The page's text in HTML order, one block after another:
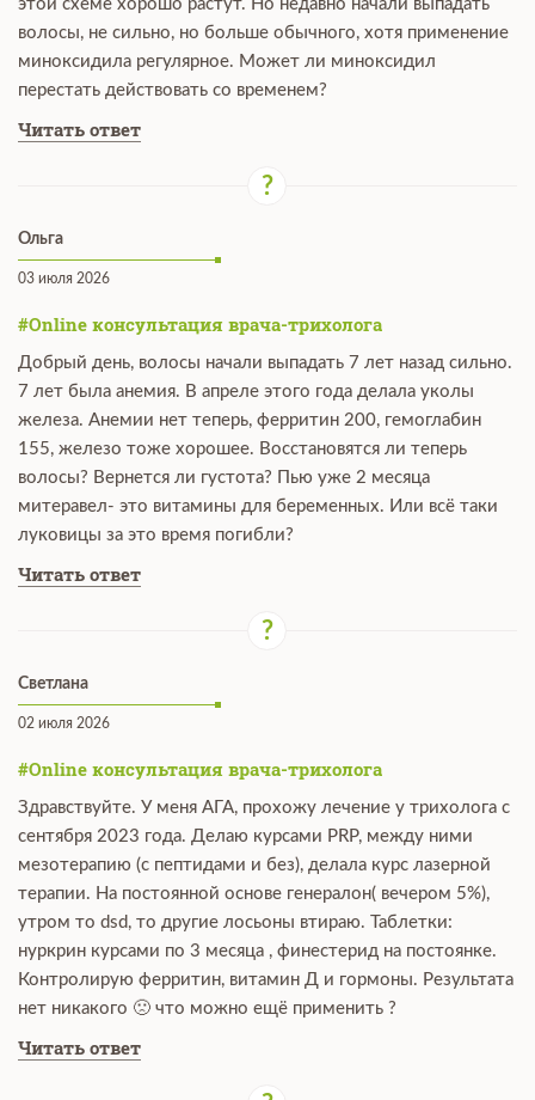
этой схеме хорошо растут. Но недавно начали выпадать
волосы, не сильно, но больше обычного, хотя применение
миноксидила регулярное. Может ли миноксидил
перестать действовать со временем?
Читать ответ
Ольга
03 июля 2026
#Online консультация врача-трихолога
Добрый день, волосы начали выпадать 7 лет назад сильно.
7 лет была анемия. В апреле этого года делала уколы
железа. Анемии нет теперь, ферритин 200, гемоглабин
155, железо тоже хорошее. Восстановятся ли теперь
волосы? Вернется ли густота? Пью уже 2 месяца
митеравел- это витамины для беременных. Или всё таки
луковицы за это время погибли?
Читать ответ
Светлана
02 июля 2026
#Online консультация врача-трихолога
Здравствуйте. У меня АГА, прохожу лечение у трихолога с
сентября 2023 года. Делаю курсами PRP, между ними
мезотерапию (с пептидами и без), делала курс лазерной
терапии. На постоянной основе генералон( вечером 5%),
утром то dsd, то другие лосьоны втираю. Таблетки:
нуркрин курсами по 3 месяца , финестерид на постоянке.
Контролирую ферритин, витамин Д и гормоны. Результата
нет никакого 🙁 что можно ещё применить ?
Читать ответ